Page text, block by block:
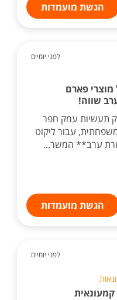
הגשת מועמדות
לפני יומיים
מוצרי פארם
שווה!
תעשיות עמק חפר
עבור ליקוט
ערב** המשר...
הגשת מועמדות
לפני יומיים